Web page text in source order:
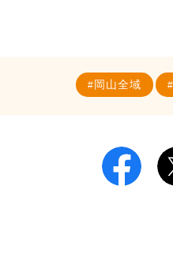
岡山全域